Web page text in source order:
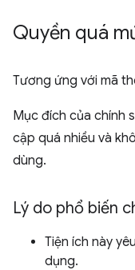
Quyền quá
Tương ứng với mã
Mục đích của chính
cập quá nhiều và
dùng.
Lý do phổ biến
Tiện ích này
dụng.